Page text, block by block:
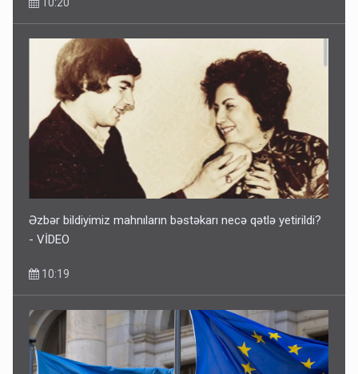
Əzbər bildiyimiz mahnıların bəstəkarı necə qətlə yetirildi?
- VİDEO
10:19